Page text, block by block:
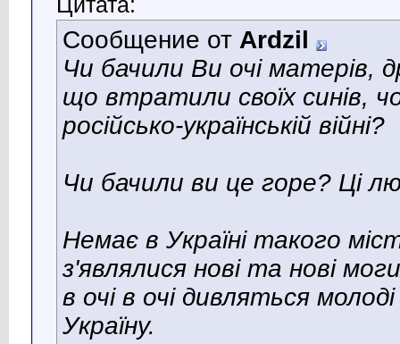
Сообщение от Ardzil
Чи бачили Ви очі матерів,
що втратили своїх синів,
російсько-українській війні?
Чи бачили ви це горе? Ці
Немає в Україні такого
з'являлися нові та нові
в очі в очі дивляться
Україну.